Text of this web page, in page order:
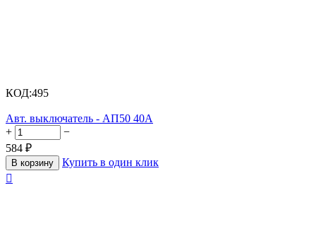
КОД:495
Авт. выключатель - АП50 40А
+
−
584 ₽
В корзину
Купить в один клик
